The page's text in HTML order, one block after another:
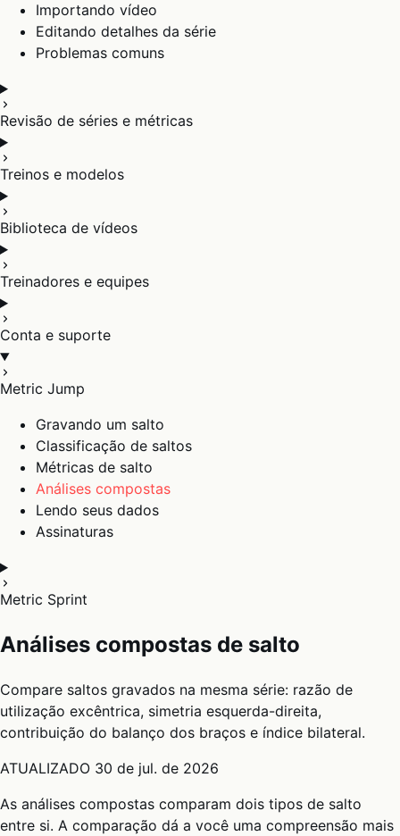
Importando vídeo
Editando detalhes da série
Problemas comuns
Revisão de séries e métricas
Treinos e modelos
Biblioteca de vídeos
Treinadores e equipes
Conta e suporte
Metric Jump
Gravando um salto
Classificação de saltos
Métricas de salto
Análises compostas
Lendo seus dados
Assinaturas
Metric Sprint
Análises compostas de salto
Compare saltos gravados na mesma série: razão de
utilização excêntrica, simetria esquerda-direita,
contribuição do balanço dos braços e índice bilateral.
ATUALIZADO 30 de jul. de 2026
As análises compostas comparam dois tipos de salto
entre si. A comparação dá a você uma compreensão mais